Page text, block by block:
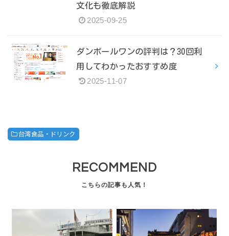
文化も徹底解説
2025-09-25
ダンボールワンの評判は？30回利
用してわかったおすすめ度
2025-11-07
台湾食品・ドリンク
RECOMMEND